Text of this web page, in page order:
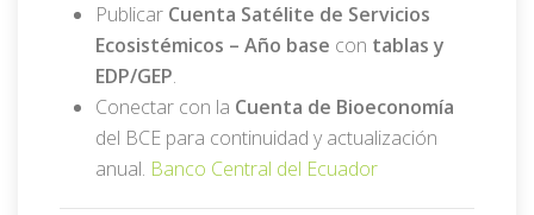
Publicar Cuenta Satélite de Servicios
Ecosistémicos – Año base con tablas y
EDP/GEP.
Conectar con la Cuenta de Bioeconomía
del BCE para continuidad y actualización
anual. Banco Central del Ecuador